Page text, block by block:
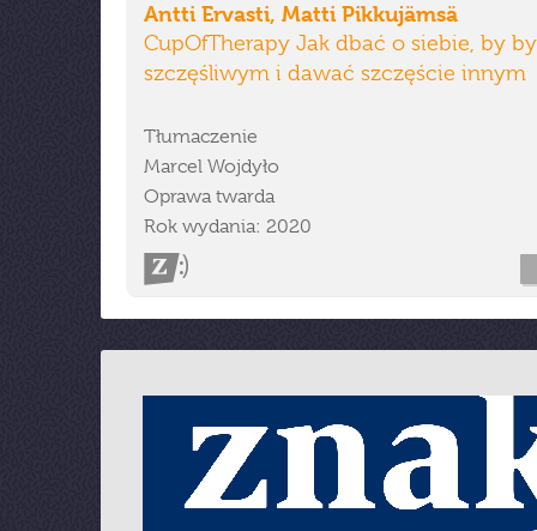
Antti Ervasti, Matti Pikkujämsä
CupOfTherapy Jak dbać o siebie, by
szczęśliwym i dawać szczęście innym
Tłumaczenie
Marcel Wojdyło
Oprawa twarda
Rok wydania: 2020